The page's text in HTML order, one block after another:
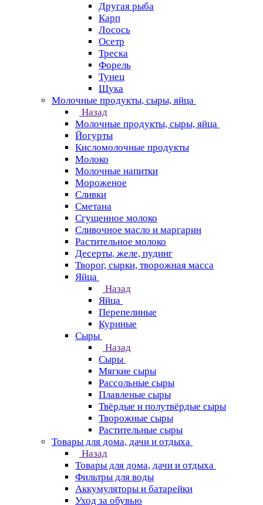
Другая рыба
Карп
Лосось
Осетр
Треска
Форель
Тунец
Щука
Молочные продукты, сыры, яйца
Назад
Молочные продукты, сыры, яйца
Йогурты
Кисломолочные продукты
Молоко
Молочные напитки
Мороженое
Сливки
Сметана
Сгущенное молоко
Сливочное масло и маргарин
Растительное молоко
Десерты, желе, пудинг
Творог, сырки, творожная масса
Яйца
Назад
Яйца
Перепелиные
Куриные
Сыры
Назад
Сыры
Мягкие сыры
Рассольные сыры
Плавленые сыры
Твёрдые и полутвёрдые сыры
Творожные сыры
Растительные сыры
Товары для дома, дачи и отдыха
Назад
Товары для дома, дачи и отдыха
Фильтры для воды
Аккумуляторы и батарейки
Уход за обувью